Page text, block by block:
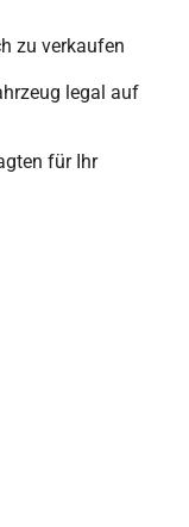
zu verkaufen
legal auf
für Ihr